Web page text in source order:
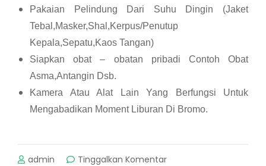
Pakaian Pelindung Dari Suhu Dingin (Jaket
Tebal,Masker,Shal,Kerpus/Penutup
Kepala,Sepatu,Kaos Tangan)
Siapkan obat – obatan pribadi Contoh Obat
Asma,Antangin Dsb.
Kamera Atau Alat Lain Yang Berfungsi Untuk
Mengabadikan Moment Liburan Di Bromo.
admin Tinggalkan Komentarpada